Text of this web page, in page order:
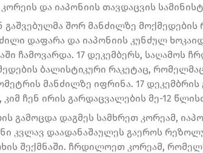
და იაპონიის თავდაცვის
გაშვებულმა შორ მანძილზე მოქმედების
დაფარა და იაპონიის კუნძულ
ჩამოვარდა. 17 დეკემბერს, საღამოს
ბალისტიკური რაკეტაც,
მანძილზე იფრინა. 17 დეკემბრის
ჩენ ირის გარდაცვალების მე-12
გამოცდა დაგმეს სამხრეთ კორეამ,
კვლავ დაადანაშაულეს გაეროს
შექმნაში. ჩრდილოეთ კორეამ,